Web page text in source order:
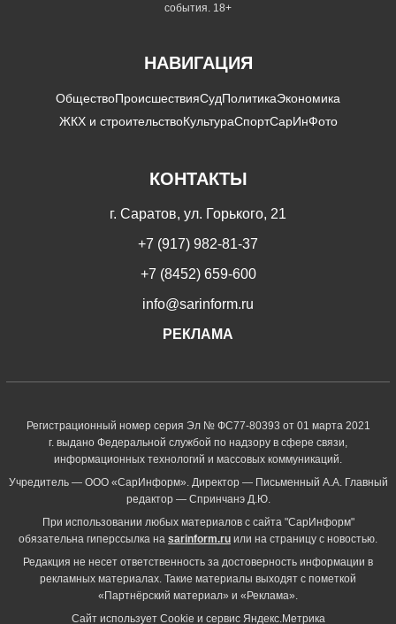
события. 18+
НАВИГАЦИЯ
ОбществоПроисшествияСудПолитикаЭкономика
ЖКХ и строительствоКультураСпортСарИнФото
КОНТАКТЫ
г. Саратов, ул. Горького, 21
+7 (917) 982-81-37
+7 (8452) 659-600
info@sarinform.ru
РЕКЛАМА
Регистрационный номер серия Эл № ФС77-80393 от 01 марта 2021
г. выдано Федеральной службой по надзору в сфере связи,
информационных технологий и массовых коммуникаций.
Учредитель — ООО «СарИнформ». Директор — Письменный А.А. Главный
редактор — Спринчанэ Д.Ю.
При использовании любых материалов с сайта "СарИнформ"
обязательна гиперссылка на sarinform.ru или на страницу с новостью.
Редакция не несет ответственность за достоверность информации в
рекламных материалах. Такие материалы выходят с пометкой
«Партнёрский материал» и «Реклама».
Сайт использует Cookie и сервиc Яндекс.Метрика